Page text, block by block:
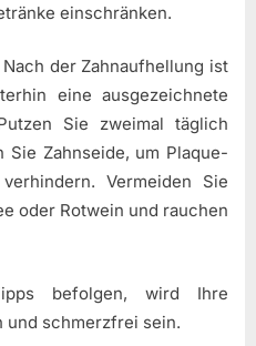
einschränken.
Nach der Zahnaufhellung ist
eine ausgezeichnete
Sie zweimal täglich
Sie Zahnseide, um Plaque-
Vermeiden Sie
oder Rotwein und rauchen
befolgen, wird Ihre
und schmerzfrei sein.